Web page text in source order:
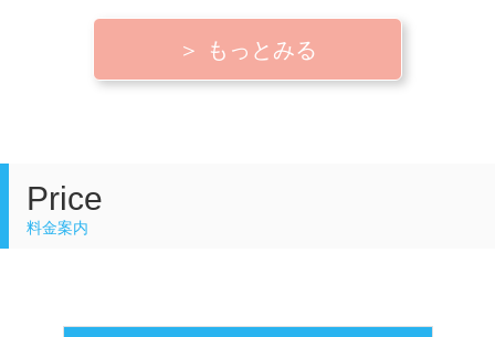
＞ もっとみる
Price
料金案内